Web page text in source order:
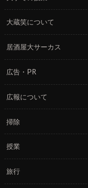
大蔵笑について
居酒屋大サーカス
広告・PR
広報について
掃除
授業
旅行